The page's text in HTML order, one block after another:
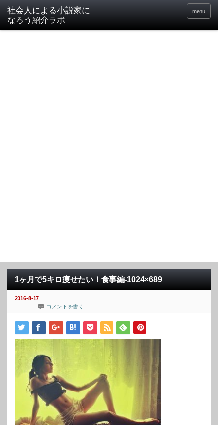
社会人による小説家に
なろう紹介ラボ
menu
1ヶ月で5キロ痩せたい！食事編-1024×689
2016-8-17
コメントを書く